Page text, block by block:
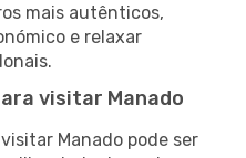
mais autênticos,
e relaxar
visitar Manado
Manado pode ser